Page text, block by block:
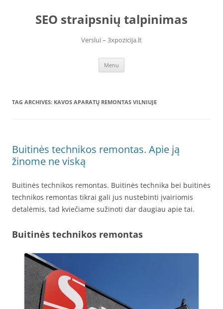
contentSEO straipsnių talpinimas
Verslui – 3xpozicija.lt
Menu
TAG ARCHIVES: KAVOS APARATŲ REMONTAS VILNIUJE
Buitinės technikos remontas. Apie ją
žinome ne viską
Buitinės technikos remontas. Buitinės technika bei buitinės
technikos remontas tikrai gali jus nustebinti įvairiomis
detalėmis, tad kviečiame sužinoti dar daugiau apie tai.
Buitinės technikos remontas